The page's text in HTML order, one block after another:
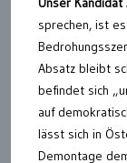
sprechen, ist
Absatz bleibt
befindet sich
auf
lässt sich in
Demontage